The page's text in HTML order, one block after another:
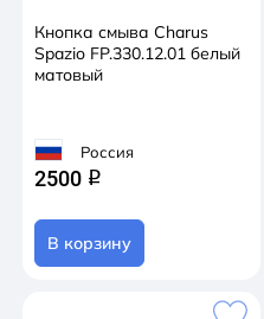
Кнопка смыва Charus
Spazio FP.330.12.01 белый
матовый
Россия
2500 q
В корзину